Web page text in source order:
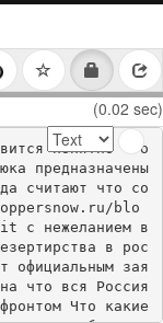
(0.02 sec)
понятно что
предназначены
считают что со
blo
нежеланием в
в рос
официальным зая
что вся Россия
Что какие